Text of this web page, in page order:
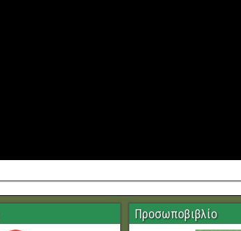
Προσωποβιβλίο